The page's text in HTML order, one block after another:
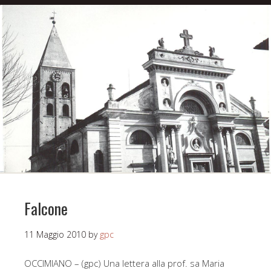
Falcone
11 Maggio 2010 by gpc
OCCIMIANO – (gpc) Una lettera alla prof. sa Maria